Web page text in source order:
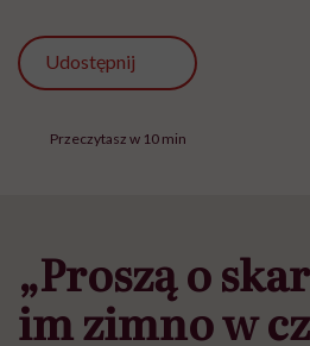
Udostępnij
Przeczytasz w 10 min
„Proszą o
im zimno w